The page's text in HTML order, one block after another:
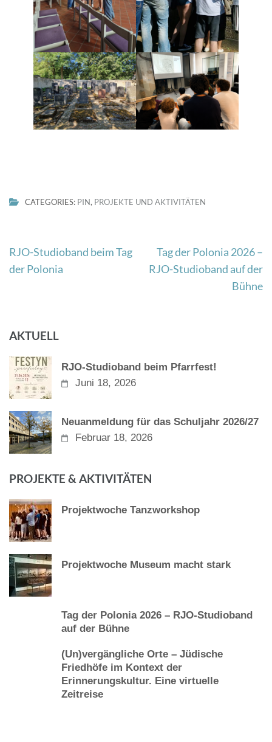
CATEGORIES: PIN, PROJEKTE UND AKTIVITÄTEN
Beitragsnavigation
RJO-Studioband beim Tag
der Polonia
Tag der Polonia 2026 –
RJO-Studioband auf der
Bühne
AKTUELL
RJO-Studioband beim Pfarrfest!
Juni 18, 2026
Neuanmeldung für das Schuljahr 2026/27
Februar 18, 2026
PROJEKTE & AKTIVITÄTEN
Projektwoche Tanzworkshop
Projektwoche Museum macht stark
Tag der Polonia 2026 – RJO-Studioband
auf der Bühne
(Un)vergängliche Orte – Jüdische
Friedhöfe im Kontext der
Erinnerungskultur. Eine virtuelle
Zeitreise